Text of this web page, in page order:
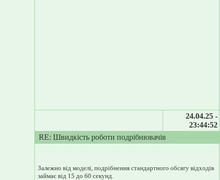
24.04.25 -
23:44:52
RE: Швидкість роботи подрібнювачів
Залежно від моделі, подрібнення стандартного обсягу відходів
займає від 15 до 60 секунд.